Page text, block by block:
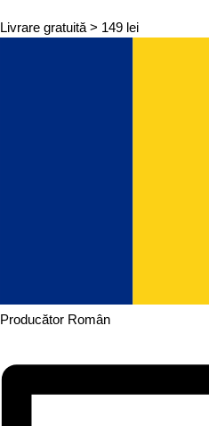
Livrare gratuită > 149 lei
Producător Român